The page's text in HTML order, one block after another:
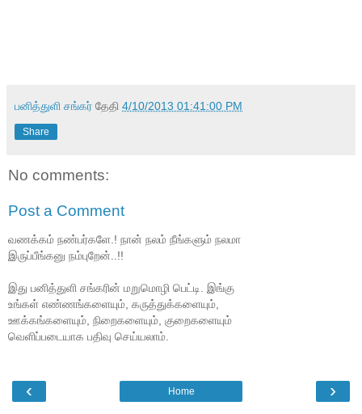
பனித்துளி சங்கர் தேதி 4/10/2013 01:41:00 PM
Share
No comments:
Post a Comment
வணக்கம் நண்பர்களே.! நான் நலம் நீங்களும் நலமா
இருப்பீங்கனு நம்புறேன்..!!
இது பனித்துளி சங்கரின் மறுமொழி பெட்டி. இங்கு
உங்கள் எண்ணங்களையும், கருத்துக்களையும்,
ஊக்கங்களையும், நிறைகளையும், குறைகளையும்
வெளிப்படையாக பதிவு செய்யலாம்.
‹ ›
Home